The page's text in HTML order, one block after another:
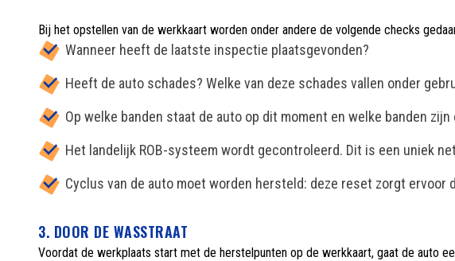
Bij het opstellen van de werkkaart worden onder andere de volgende checks
Wanneer heeft de laatste inspectie plaatsgevonden?
Heeft de auto schades? Welke van deze schades vallen onder
Op welke banden staat de auto op dit moment en welke banden
Het landelijk ROB-systeem wordt gecontroleerd. Dit is een uniek
Cyclus van de auto moet worden hersteld: deze reset zorgt
3. DOOR DE WASSTRAAT
Voordat de werkplaats start met de herstelpunten op de werkkaart, gaat de auto